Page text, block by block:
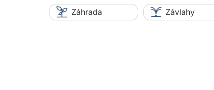
Záhrada Závlahy